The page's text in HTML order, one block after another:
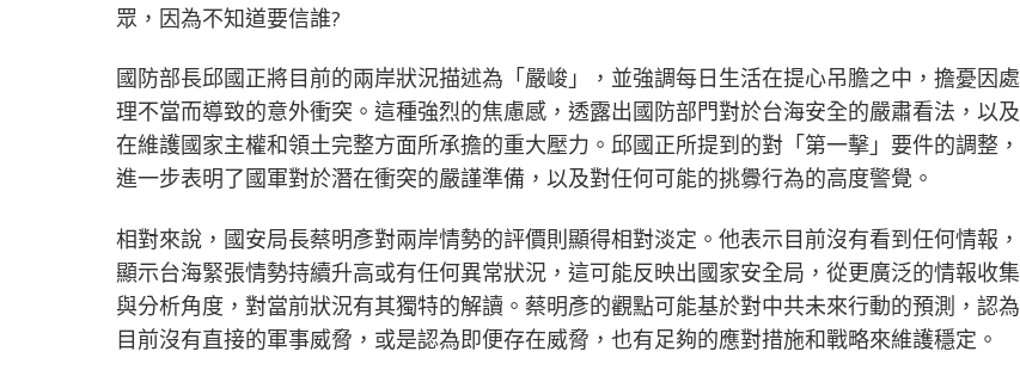
眾，因為不知道要信誰?
國防部長邱國正將目前的兩岸狀況描述為「嚴峻」，並強調每日生活在提心吊膽之中，擔憂因處
理不當而導致的意外衝突。這種強烈的焦慮感，透露出國防部門對於台海安全的嚴肅看法，以及
在維護國家主權和領土完整方面所承擔的重大壓力。邱國正所提到的對「第一擊」要件的調整，
進一步表明了國軍對於潛在衝突的嚴謹準備，以及對任何可能的挑釁行為的高度警覺。
相對來說，國安局長蔡明彥對兩岸情勢的評價則顯得相對淡定。他表示目前沒有看到任何情報，
顯示台海緊張情勢持續升高或有任何異常狀況，這可能反映出國家安全局，從更廣泛的情報收集
與分析角度，對當前狀況有其獨特的解讀。蔡明彥的觀點可能基於對中共未來行動的預測，認為
目前沒有直接的軍事威脅，或是認為即便存在威脅，也有足夠的應對措施和戰略來維護穩定。